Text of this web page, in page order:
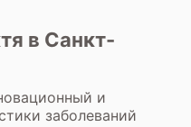
и заключения на
почту, в
работы
с врачом-
в Санкт-
и
заболеваний